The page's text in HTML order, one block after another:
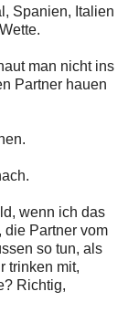
Spanien, Italien
man nicht ins
Partner hauen
wenn ich das
die Partner vom
so tun, als
trinken mit,
Richtig,